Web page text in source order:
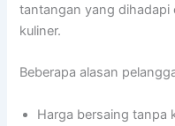
tantangan yang dihadapi
kuliner.
Beberapa alasan
Harga bersaing tanpa